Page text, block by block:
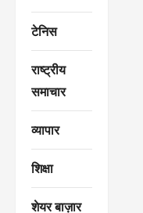
टेनिस
राष्ट्रीय
समाचार
व्यापार
शिक्षा
शेयर बाज़ार